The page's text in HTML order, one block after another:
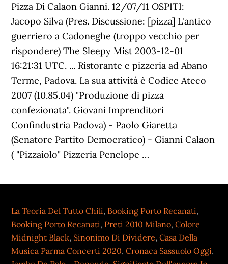
La Teoria Del Tutto Chili, Booking Porto Recanati,
Booking Porto Recanati, Preti 2010 Milano,Colore
Midnight Black, Sinonimo Di Dividere,Casa Della
Musica Parma Concerti 2020,Cronaca Sassuolo Oggi,